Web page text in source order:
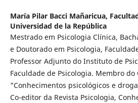
María Pilar Bacci Mañaricua,
Universidad de la República
Mestrado em Psicologia Clínica,
e Doutorado em Psicologia,
Professor Adjunto do Instituto de
Faculdade de Psicologia. Membro do
"Conhecimentos psicológicos e
Co-editor da Revista Psicologia,